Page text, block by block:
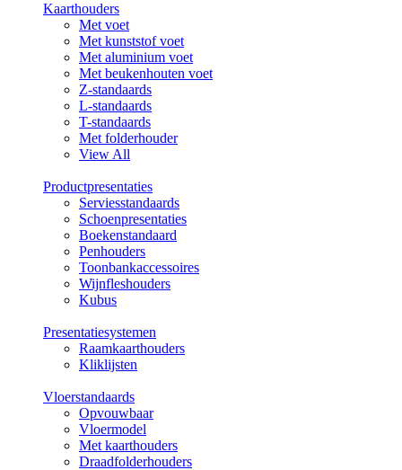
Kaarthouders
Met voet
Met kunststof voet
Met aluminium voet
Met beukenhouten voet
Z-standaards
L-standaards
T-standaards
Met folderhouder
View All
Productpresentaties
Serviesstandaards
Schoenpresentaties
Boekenstandaard
Penhouders
Toonbankaccessoires
Wijnfleshouders
Kubus
Presentatiesystemen
Raamkaarthouders
Kliklijsten
Vloerstandaards
Opvouwbaar
Vloermodel
Met kaarthouders
Draadfolderhouders